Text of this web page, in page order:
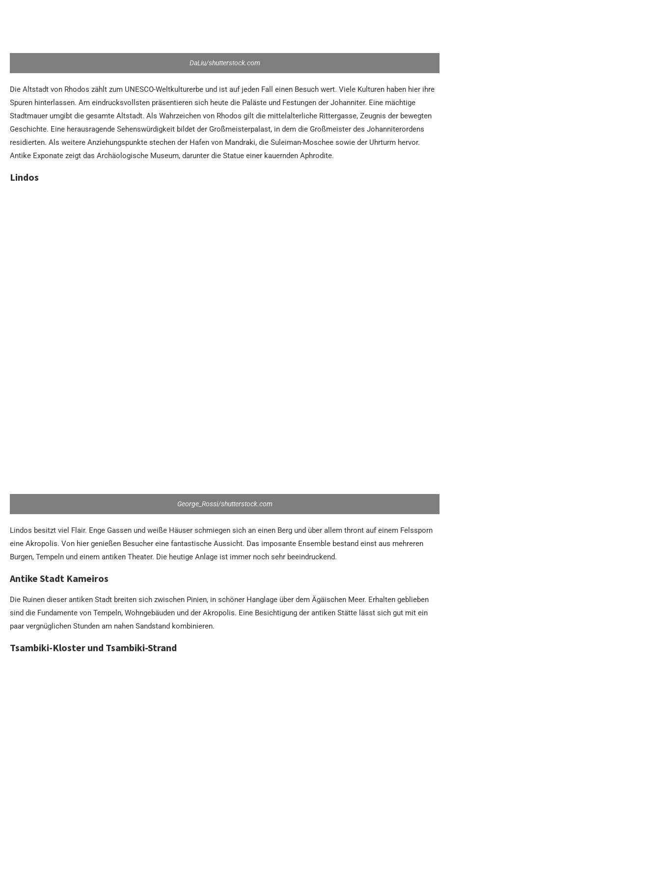
DaLiu/shutterstock.com
Die Altstadt von Rhodos zählt zum UNESCO-Weltkulturerbe und ist auf jeden Fall einen Besuch wert. Viele Kulturen haben hier ihre
Spuren hinterlassen. Am eindrucksvollsten präsentieren sich heute die Paläste und Festungen der Johanniter. Eine mächtige
Stadtmauer umgibt die gesamte Altstadt. Als Wahrzeichen von Rhodos gilt die mittelalterliche Rittergasse, Zeugnis der bewegten
Geschichte. Eine herausragende Sehenswürdigkeit bildet der Großmeisterpalast, in dem die Großmeister des Johanniterordens
residierten. Als weitere Anziehungspunkte stechen der Hafen von Mandraki, die Suleiman-Moschee sowie der Uhrturm hervor.
Antike Exponate zeigt das Archäologische Museum, darunter die Statue einer kauernden Aphrodite.
Lindos
George_Rossi/shutterstock.com
Lindos besitzt viel Flair. Enge Gassen und weiße Häuser schmiegen sich an einen Berg und über allem thront auf einem Felssporn
eine Akropolis. Von hier genießen Besucher eine fantastische Aussicht. Das imposante Ensemble bestand einst aus mehreren
Burgen, Tempeln und einem antiken Theater. Die heutige Anlage ist immer noch sehr beeindruckend.
Antike Stadt Kameiros
Die Ruinen dieser antiken Stadt breiten sich zwischen Pinien, in schöner Hanglage über dem Ägäischen Meer. Erhalten geblieben
sind die Fundamente von Tempeln, Wohngebäuden und der Akropolis. Eine Besichtigung der antiken Stätte lässt sich gut mit ein
paar vergnüglichen Stunden am nahen Sandstand kombinieren.
Tsambiki-Kloster und Tsambiki-Strand